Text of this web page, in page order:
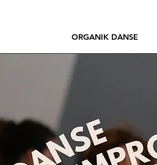
ORGANIK DANSE